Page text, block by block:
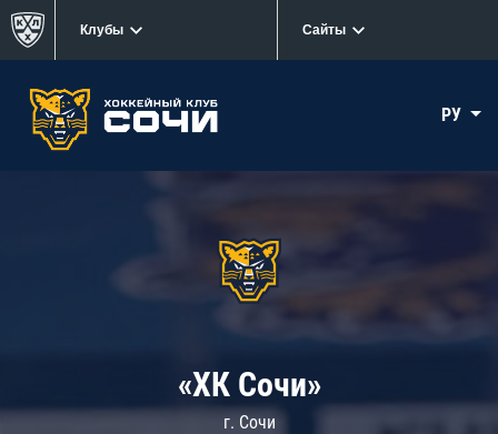
Клубы Сайты
РУ
«ХК Сочи»
г. Сочи